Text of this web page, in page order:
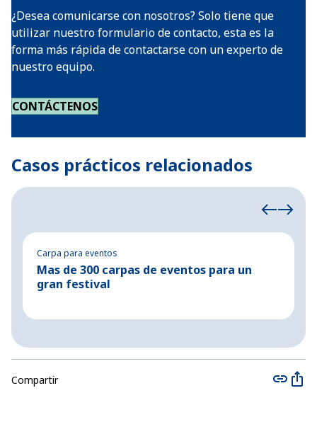
¿Desea comunicarse con nosotros? Solo tiene que
utilizar nuestro formulario de contacto, esta es la
forma más rápida de contactarse con un experto de
nuestro equipo.
CONTÁCTENOS
Casos prácticos relacionados
Carpa para eventos
Mas de 300 carpas de eventos para un
gran festival
Compartir